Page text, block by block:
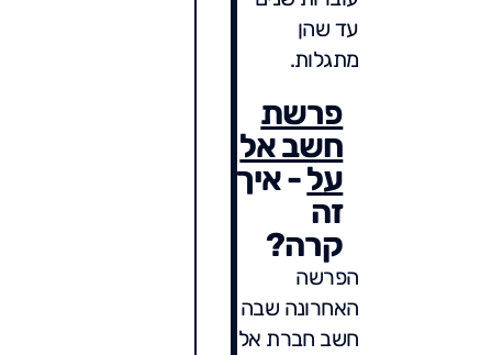
עד שהן
מתגלות.
פרשת
חשב אל
על- איך
זה
קרה?
הפרשה
האחרונה שבה
חשב חברת אל